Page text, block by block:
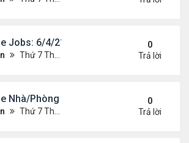
Jobs: 6/4/21- 6/11/2021
Thứ 7 Tháng 6 05, 2021 9:26 am
0
Trả lời
Nhà/Phòng 6/4/21- 6/11/21
Thứ 7 Tháng 6 05, 2021 9:24 am
0
Trả lời